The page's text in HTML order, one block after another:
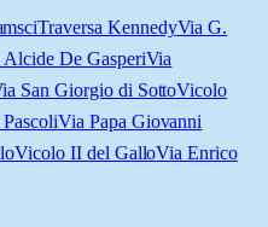
Traversa KennedyVia G.
Alcide De GasperiVia
San Giorgio di SottoVicolo
Via Papa Giovanni
Vicolo II del GalloVia Enrico